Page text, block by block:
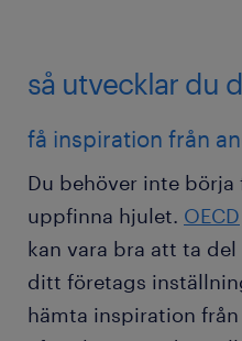
så utvecklar du
få inspiration från
Du behöver inte börja
uppfinna hjulet. OECD
kan vara bra att ta
ditt företags
hämta inspiration